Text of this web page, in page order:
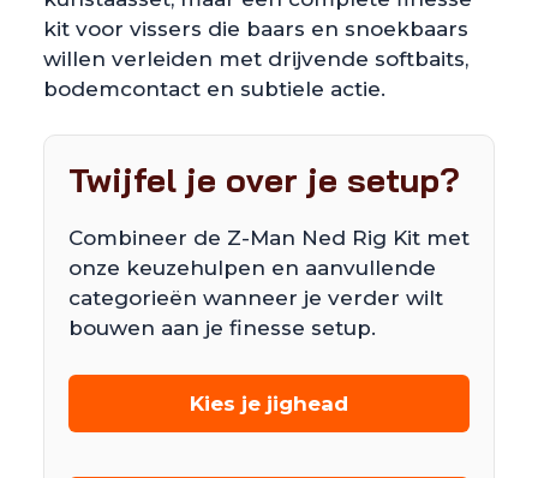
kit voor vissers die baars en snoekbaars
willen verleiden met drijvende softbaits,
bodemcontact en subtiele actie.
Twijfel je over je setup?
Combineer de Z-Man Ned Rig Kit met
onze keuzehulpen en aanvullende
categorieën wanneer je verder wilt
bouwen aan je finesse setup.
Kies je jighead